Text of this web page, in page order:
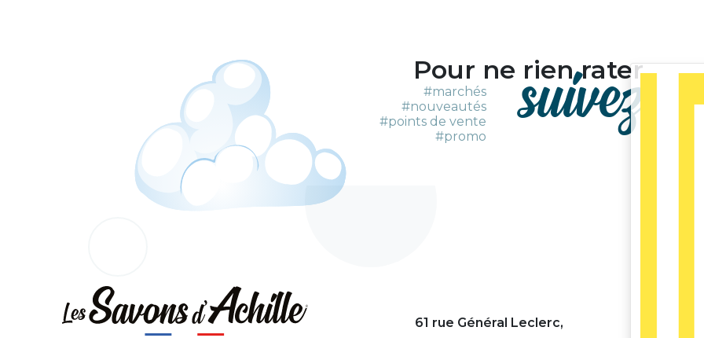
Pour ne rien rater
#marchés
#nouveautés
#points de vente
#promo
suivez-
61 rue Général Leclerc,